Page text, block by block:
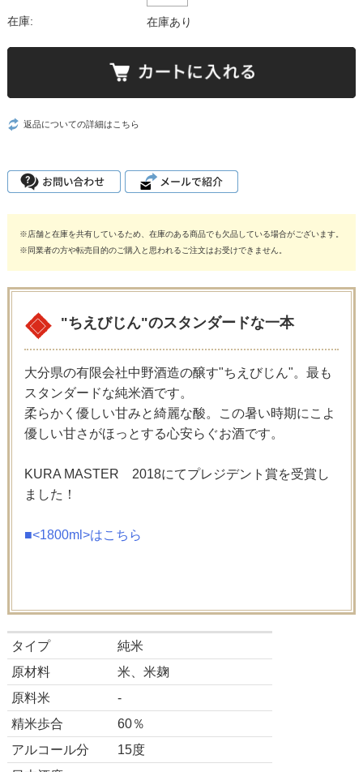
在庫: 在庫あり
返品についての詳細はこちら
※店舗と在庫を共有しているため、在庫のある商品でも欠品している場合がございます。
※同業者の方や転売目的のご購入と思われるご注文はお受けできません。
"ちえびじん"のスタンダードな一本
大分県の有限会社中野酒造の醸す"ちえびじん"。最も
スタンダードな純米酒です。
柔らかく優しい甘みと綺麗な酸。この暑い時期にこよ
優しい甘さがほっとする心安らぐお酒です。
KURA MASTER 2018にてプレジデント賞を受賞し
ました！
■<1800ml>はこちら
タイプ
純米
原材料
米、米麹
原料米
-
精米歩合
60％
アルコール分
15度